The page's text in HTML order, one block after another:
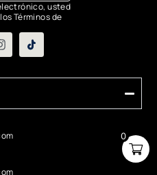
0
usted
Términos de